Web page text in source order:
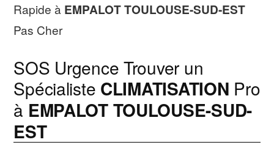
Rapide à EMPALOT TOULOUSE-SUD-EST
Pas Cher
SOS Urgence Trouver un
Spécialiste CLIMATISATION Pro
à EMPALOT TOULOUSE-SUD-
EST